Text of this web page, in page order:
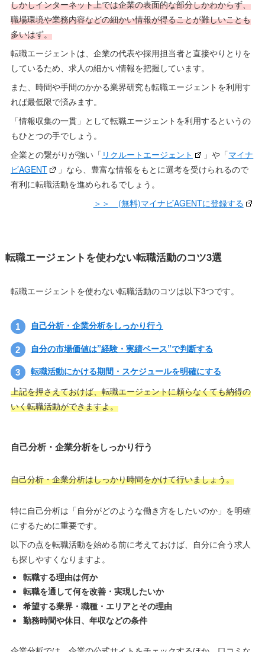
しかしインターネット上では企業の表面的な部分しかわからず、
職場環境や業務内容などの細かい情報が得ることが難しいことも
多いはず。
転職エージェントは、企業の代表や採用担当者と直接やりとりを
しているため、求人の細かい情報を把握しています。
また、時間や手間のかかる業界研究も転職エージェントを利用す
れば最低限で済みます。
「情報収集の一貫」として転職エージェントを利用するというの
もひとつの手でしょう。
企業との繋がりが強い「 リクルートエージェント 」や「マイナ
ビAGENT
」なら、豊富な情報をもとに選考を受けられるので
有利に転職活動を進められるでしょう。
＞＞ (無料)マイナビAGENTに登録する
転職エージェントを使わない転職活動のコツ3選
転職エージェントを使わない転職活動のコツは以下3つです。
自己分析・企業分析をしっかり行う
自分の市場価値は”経験・実績ベース”で判断する
転職活動にかける期間・スケジュールを明確にする
上記を押さえておけば、転職エージェントに頼らなくても納得の
いく転職活動ができますよ。
自己分析・企業分析をしっかり行う
自己分析・企業分析はしっかり時間をかけて行いましょう。
特に自己分析は「自分がどのような働き方をしたいのか」を明確
にするために重要です。
以下の点を転職活動を始める前に考えておけば、自分に合う求人
も探しやすくなりますよ。
転職する理由は何か
転職を通して何を改善・実現したいか
希望する業界・職種・エリアとその理由
勤務時間や休日、年収などの条件